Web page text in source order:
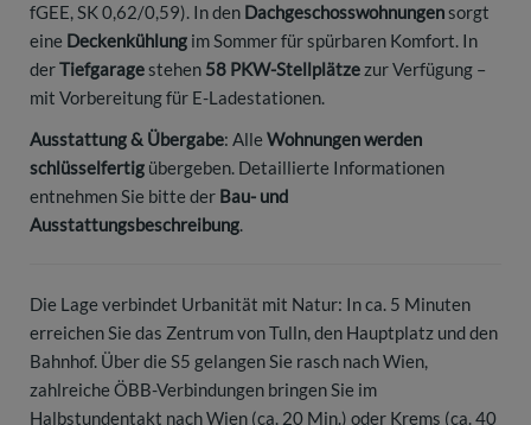
fGEE, SK 0,62/0,59). In den Dachgeschosswohnungensorgt
eine Deckenkühlung im Sommer für spürbaren Komfort. In
derTiefgaragestehen 58 PKW-Stellplätzezur Verfügung –
mit Vorbereitung für E-Ladestationen.
Ausstattung & Übergabe: Alle Wohnungen werden
schlüsselfertig übergeben. Detaillierte Informationen
entnehmen Sie bitte der Bau- und
Ausstattungsbeschreibung.
Die Lage verbindet Urbanität mit Natur: In ca. 5 Minuten
erreichen Sie das Zentrum von Tulln, den Hauptplatz und den
Bahnhof. Über die S5 gelangen Sie rasch nach Wien,
zahlreiche ÖBB-Verbindungen bringen Sie im
Halbstundentakt nach Wien (ca. 20 Min.) oder Krems (ca. 40